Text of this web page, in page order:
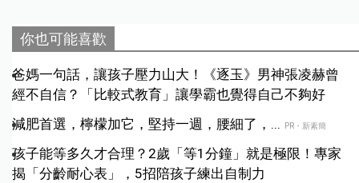
你也可能喜歡
爸媽一句話，讓孩子壓力山大！《逐玉》男神張凌赫曾
經不自信？「比較式教育」讓學霸也覺得自己不夠好
減肥首選，檸檬加它，堅持一週，腰細了，...
PR・新素簡
孩子能等多久才合理？2歲「等1分鐘」就是極限！專家
揭「分齡耐心表」，5招陪孩子練出自制力